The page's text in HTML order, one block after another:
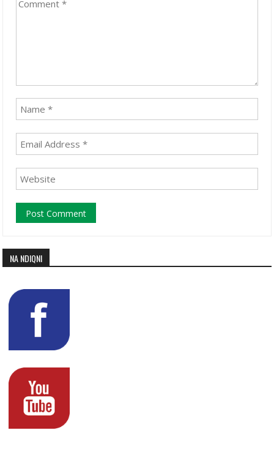
NA NDIQNI